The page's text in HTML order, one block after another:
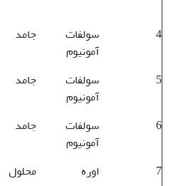
4
سولفات
آمونیوم
جامد
5
سولفات
آمونیوم
جامد
6
سولفات
آمونیوم
جامد
7
اوره محلول